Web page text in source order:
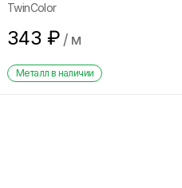
TwinColor
343 ₽ / м
Металл в наличии